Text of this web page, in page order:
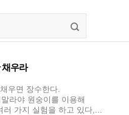
채우라
우면 장수한다.
라야 원숭이를 이용해
러 가지 실험을 하고 있다,...